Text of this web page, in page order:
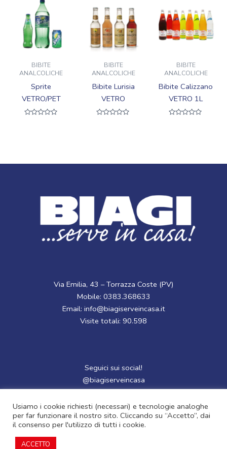
BIBITE
ANALCOLICHE
Sprite
VETRO/PET
BIBITE
ANALCOLICHE
Bibite Lurisia
VETRO
BIBITE
ANALCOLICHE
Bibite Calizzano
VETRO 1L
Via Emilia, 43 – Torrazza Coste (PV)
Mobile: 0383.368633
Email: info@biagiserveincasa.it
Visite totali: 90.598
Seguici sui social!
@biagiserveincasa
F
a
Copyright 2024 | P.Iva : 01997450182 | Design by Studio
Usiamo i cookie richiesti (necessari) e tecnologie analoghe
per far funzionare il nostro sito. Cliccando su “Accetto”, dai
il consenso per l'utilizzo di tutti i cookie.
ACCETTO